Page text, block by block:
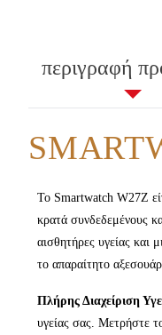
περιγραφή
Το Smartwatch W27Z
κρατά συνδεδεμένους
αισθητήρες υγείας και
το απαραίτητο
Πλήρης Διαχείριση
υγείας σας. Μετρήστε